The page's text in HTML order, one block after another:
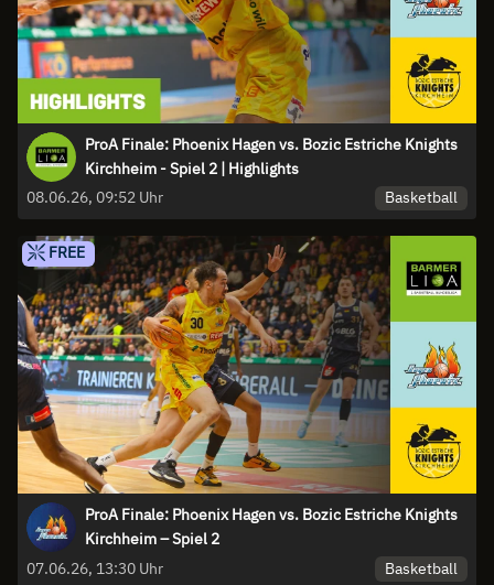
ProA Finale: Phoenix Hagen vs. Bozic Estriche Knights
Kirchheim - Spiel 2 | Highlights
08.06.26, 09:52 Uhr
Basketball
FREE
ProA Finale: Phoenix Hagen vs. Bozic Estriche Knights
Kirchheim – Spiel 2
07.06.26, 13:30 Uhr
Basketball